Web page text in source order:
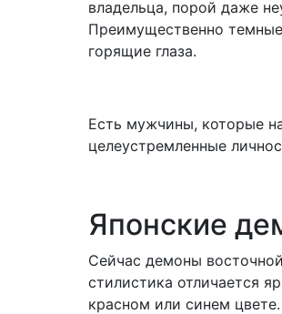
владельца, порой даже
Преимущественно
горящие глаза.
Есть мужчины, которые
целеустремленные
Японские
Сейчас демоны
стилистика отличается
красном или синем